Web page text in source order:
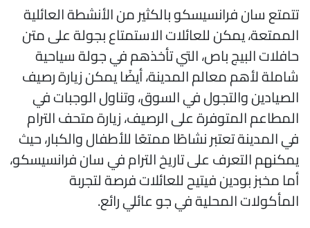
سان فرانسيسكو بالكثير من الأنشطة العائلية
يمكن للعائلات الاستمتاع بجولة على متن
البيج باص، التي تأخذهم في جولة سياحية
لأهم معالم المدينة، أيضًا يمكن زيارة رصيف
والتجول في السوق، وتناول الوجبات في
المتوفرة على الرصيف، زيارة متحف الترام
المدينة تعتبر نشاطًا ممتعًا للأطفال والكبار، حيث
التعرف على تاريخ الترام في سان فرانسيسكو،
مخبز بودين فيتيح للعائلات فرصة لتجربة
المحلية في جو عائلي رائع.